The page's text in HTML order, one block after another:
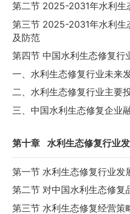
第二节 2025-2031年水利生
第三节 2025-2031年水利生
及防范
第四节 中国水利生态修复行
一、水利生态修复行业未来
二、水利生态修复行业主要
三、中国水利生态修复企业
第十章 水利生态修复行业
第一节 水利生态修复行业发
第二节 对中国水利生态修复
第三节 水利生态修复经营策